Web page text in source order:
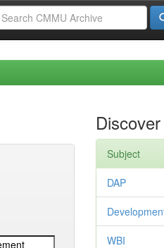
Discover
Subject
DAP
WBI